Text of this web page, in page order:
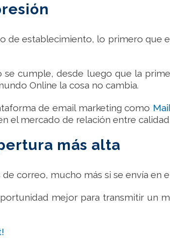
de establecimiento, lo primero que
se cumple, desde luego que la
Online la cosa no cambia.
de email marketing como
el mercado de relación entre
más alta
correo, mucho más si se envía en
mejor para transmitir un